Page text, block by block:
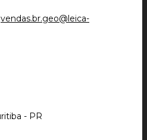
vendas.br.geo@leica-
- PR